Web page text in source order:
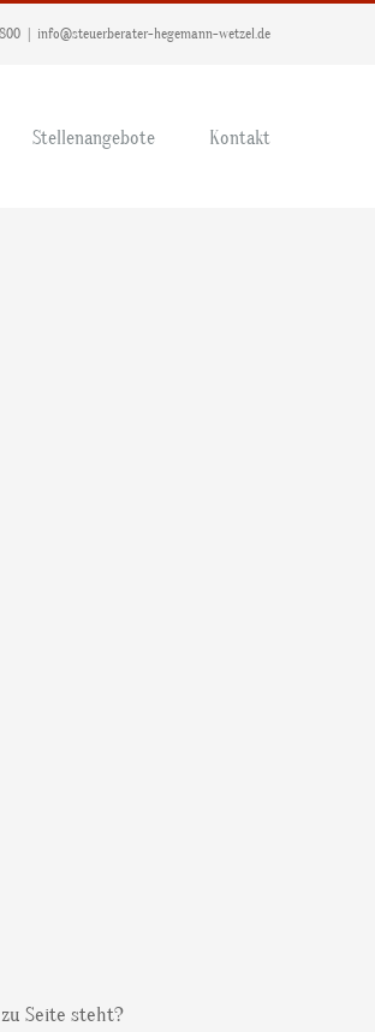
info@steuerberater-hegemann-wetzel.de
Stellenangebote Kontakt
Seite steht?